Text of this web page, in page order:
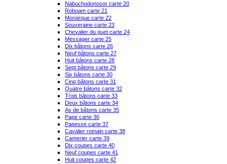
Nabuchodonosor carte 20
Roboam carte 21
Monarque carte 22
Souveraine carte 23
Chevalier du guet carte 24
Messager carte 25
Dix bâtons carte 26
Neuf bâtons carte 27
Huit bâtons carte 28
Sept bâtons carte 29
Six bâtons carte 30
Cinq bâtons carte 31
Quatre bâtons carte 32
Trois bâtons carte 33
Deux bâtons carte 34
As de bâtons carte 35
Pape carte 36
Papesse carte 37
Cavalier romain carte 38
Camerier carte 39
Dix coupes carte 40
Neuf coupes carte 41
Huit coupes carte 42